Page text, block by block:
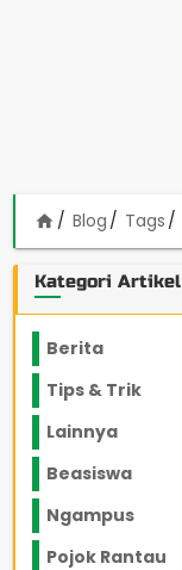
home Blog Tags
Kategori Artikel
Berita
Tips & Trik
Lainnya
Beasiswa
Ngampus
Pojok Rantau